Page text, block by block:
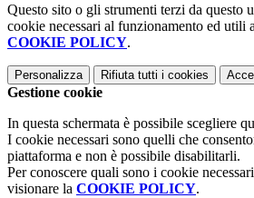
Questo sito o gli strumenti terzi da questo
cookie necessari al funzionamento ed utili
COOKIE POLICY.
Personalizza Rifiuta tutti i cookies
Gestione cookie
In questa schermata è possibile scegliere
I cookie necessari sono quelli che
piattaforma e non è possibile disabilitarli.
Per conoscere quali sono i cookie
visionare la COOKIE POLICY.